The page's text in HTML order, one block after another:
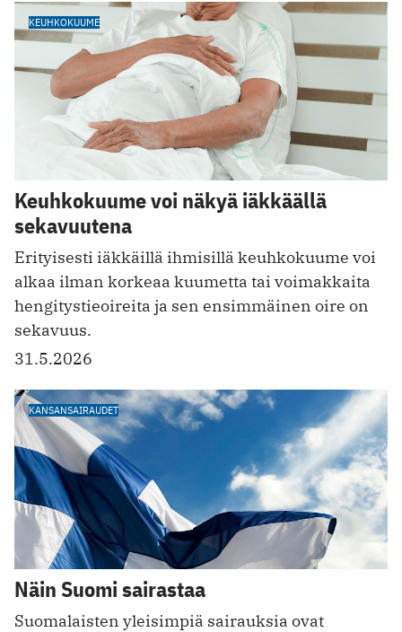
KEUHKOKUUME
Keuhkokuume voi näkyä iäkkäällä
sekavuutena
Erityisesti iäkkäillä ihmisillä keuhkokuume voi
alkaa ilman korkeaa kuumetta tai voimakkaita
hengitystieoireita ja sen ensimmäinen oire on
sekavuus.
31.5.2026
KANSANSAIRAUDET
Näin Suomi sairastaa
Suomalaisten yleisimpiä sairauksia ovat